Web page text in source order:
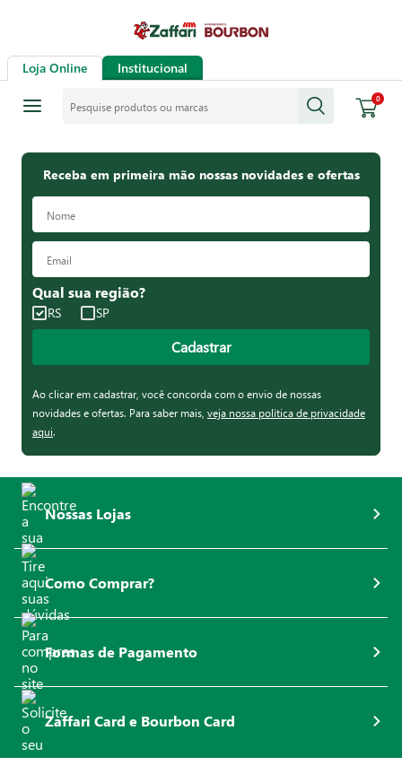
Loja Online Institucional
0
Receba em primeira mão nossas novidades e ofertas
Qual sua região?
RS SP
Cadastrar
Ao clicar em cadastrar, você concorda com o envio de nossas
novidades e ofertas. Para saber mais, veja nossa política de privacidade
aqui.
Nossas Lojas
Como Comprar?
Formas de Pagamento
Zaffari Card e Bourbon Card